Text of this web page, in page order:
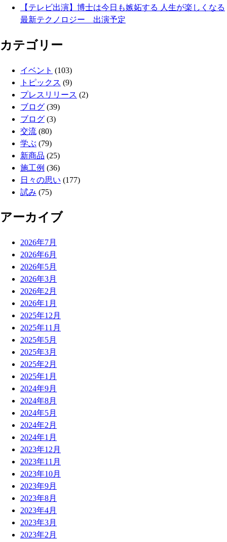
【テレビ出演】博士は今日も嫉妬する 人生が楽しくなる
最新テクノロジー 出演予定
カテゴリー
イベント (103)
トピックス (9)
プレスリリース (2)
ブログ (39)
ブログ (3)
交流 (80)
学ぶ (79)
新商品 (25)
施工例 (36)
日々の思い (177)
試み (75)
アーカイブ
2026年7月
2026年6月
2026年5月
2026年3月
2026年2月
2026年1月
2025年12月
2025年11月
2025年5月
2025年3月
2025年2月
2025年1月
2024年9月
2024年8月
2024年5月
2024年2月
2024年1月
2023年12月
2023年11月
2023年10月
2023年9月
2023年8月
2023年4月
2023年3月
2023年2月